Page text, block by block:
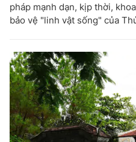
pháp mạnh dạn, kịp thời,
bảo vệ "linh vật sống" của